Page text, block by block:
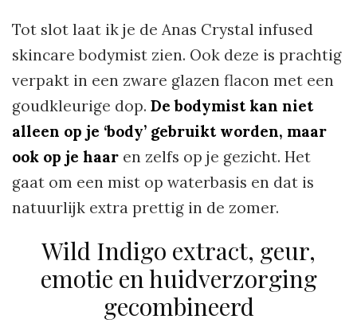
Tot slot laat ik je de Anas Crystal infused
skincare bodymist zien. Ook deze is prachtig
verpakt in een zware glazen flacon met een
goudkleurige dop. De bodymist kan niet
alleen op je ‘body’ gebruikt worden, maar
ook op je haar en zelfs op je gezicht. Het
gaat om een mist op waterbasis en dat is
natuurlijk extra prettig in de zomer.
Wild Indigo extract, geur,
emotie en huidverzorging
gecombineerd